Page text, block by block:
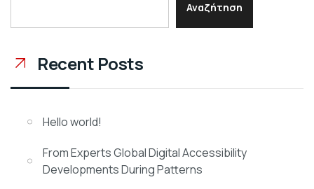
Αναζήτηση
Recent Posts
Hello world!
From Experts Global Digital Accessibility
Developments During Patterns